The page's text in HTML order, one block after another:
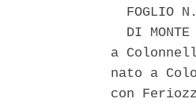
FOGLIO
DI MONTE
a
nato a
con